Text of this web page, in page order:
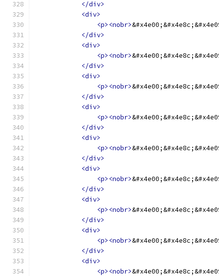
</div>
<div>
<p><nobr>
</div>
<div>
<p><nobr>
</div>
<div>
<p><nobr>
</div>
<div>
<p><nobr>
</div>
<div>
<p><nobr>
</div>
<div>
<p><nobr>
</div>
<div>
<p><nobr>
</div>
<div>
<p><nobr>
</div>
<div>
<p><nobr>